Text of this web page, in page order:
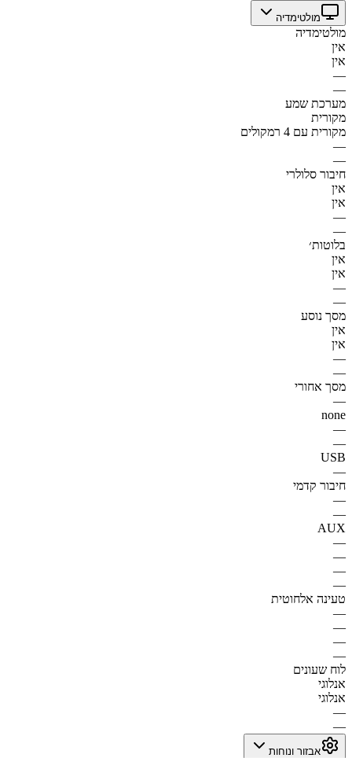
מולטימדיה
מולטימדיה
אין
אין
—
—
מערכת שמע
מקורית
מקורית עם 4 רמקולים
—
—
חיבור סלולרי
אין
אין
—
—
בלוטות׳
אין
אין
—
—
מסך נוסע
אין
אין
—
—
מסך אחורי
—
none
—
—
USB
—
חיבור קדמי
—
—
AUX
—
—
—
—
טעינה אלחוטית
—
—
—
—
לוח שעונים
אנלוגי
אנלוגי
—
—
אבזור ונוחות